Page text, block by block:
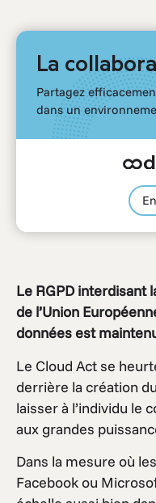
La
Partagez
dans un
Le RGPD interdisant
de l’Union
données est
Le Cloud Act se
derrière la création
laisser à l’individu le
aux grandes
Dans la mesure où
Facebook ou